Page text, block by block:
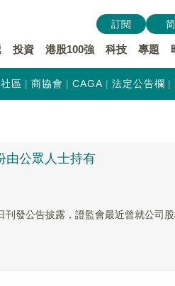
投資 港股100強 科技 專題
訂閱 简
社區 商協會 CAGA 法定公告欄
由公眾人士持有
發公告披露，證監會最近曾就公司